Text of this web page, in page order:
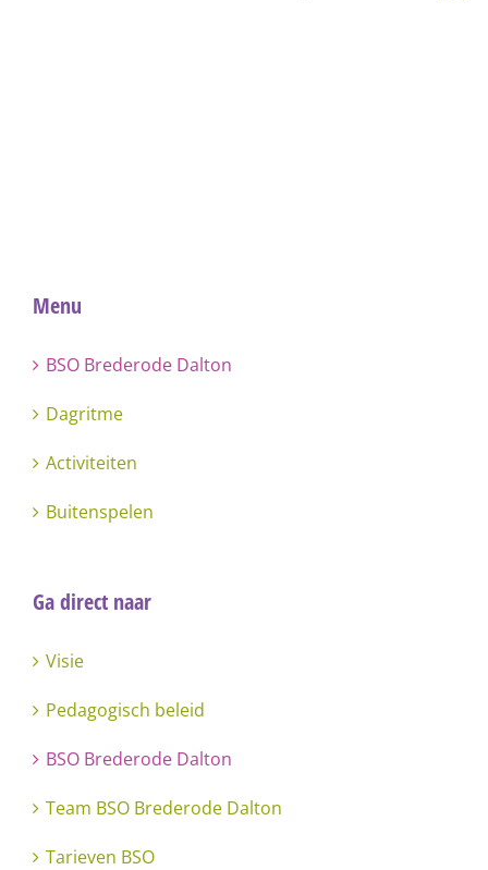
Menu
BSO Brederode Dalton
Dagritme
Activiteiten
Buitenspelen
Ga direct naar
Visie
Pedagogisch beleid
BSO Brederode Dalton
Team BSO Brederode Dalton
Tarieven BSO